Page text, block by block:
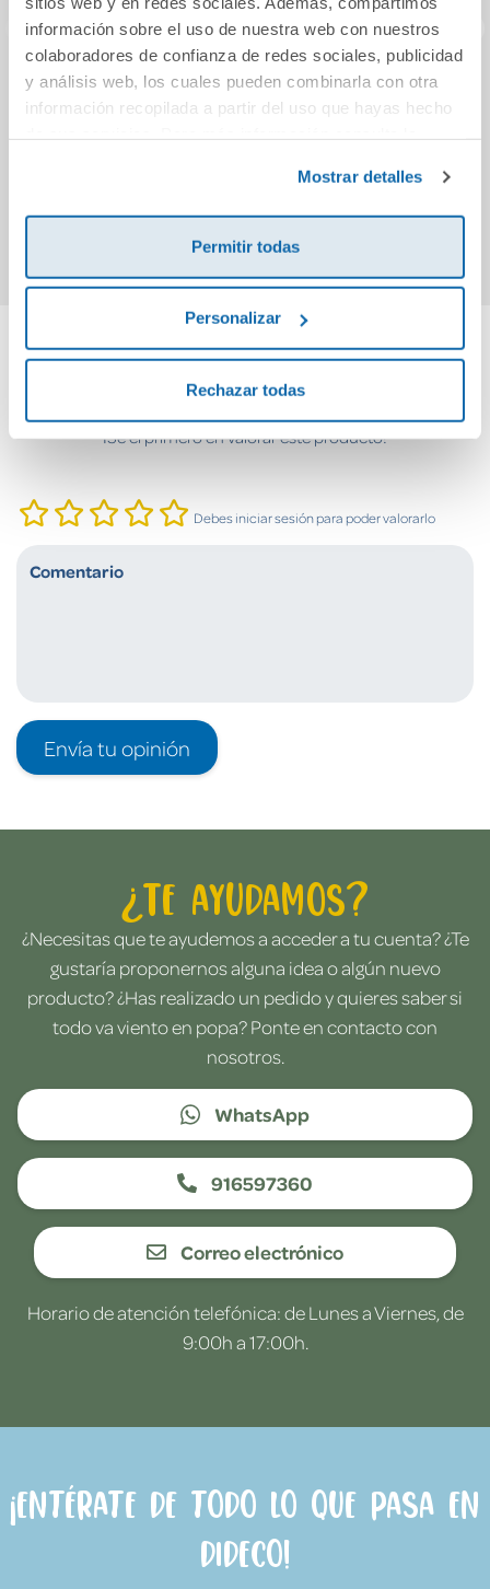
información sobre el uso de nuestra web con nuestros
colaboradores de confianza de redes sociales, publicidad
y análisis web, los cuales pueden combinarla con otra
información recopilada a partir del uso que hayas hecho
Mostrar detalles
Permitir todas
Personalizar
Rechazar todas
Mientras duermes.
¿Quién trabaja de
noche?
Comprar
Los colores
5,95€
Comprar
Cuéntanos tu opinión
¡Sé el primero en valorar este producto!
Debes iniciar sesión para poder valorarlo
Envía tu opinión
¿Te ayudamos?
¿Necesitas que te ayudemos a acceder a tu cuenta? ¿Te
gustaría proponernos alguna idea o algún nuevo
producto? ¿Has realizado un pedido y quieres saber si
todo va viento en popa? Ponte en contacto con
nosotros.
WhatsApp
916597360
Correo electrónico
Horario de atención telefónica: de Lunes a Viernes, de
9:00h a 17:00h.
¡Entérate de todo lo que pasa en
Dideco!